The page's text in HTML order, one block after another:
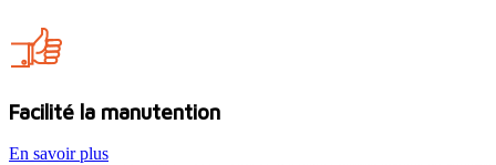
Facilité la manutention
En savoir plus